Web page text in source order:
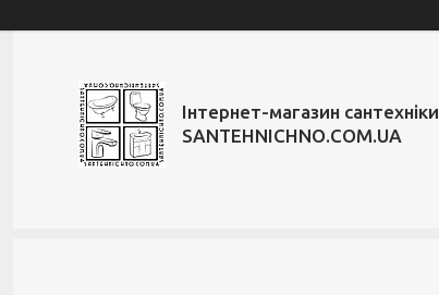
Інтернет-магазин сантехніки
SANTEHNICHNO.COM.UA